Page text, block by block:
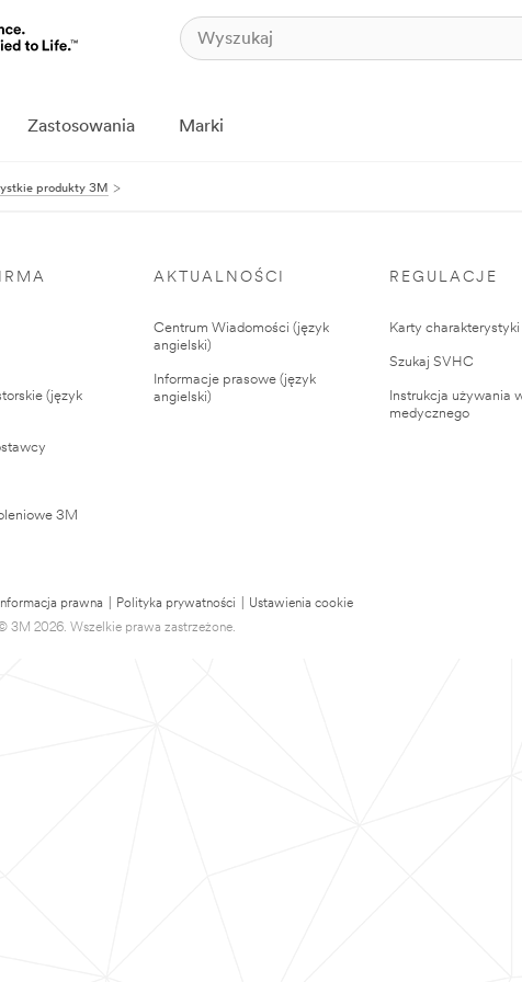
Zastosowania Marki
produkty 3M
(język
3M
AKTUALNOŚCI
Centrum Wiadomości (język
angielski)
Informacje prasowe (język
angielski)
REGULACJE
Karty charakterystyki
Szukaj SVHC
Instrukcja używania
medycznego
Informacja prawna Polityka prywatności
Ustawienia cookie
3M 2026. Wszelkie prawa zastrzeżone.